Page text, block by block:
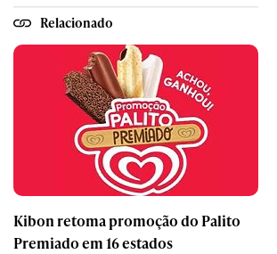
Relacionado
Kibon retoma promoção do Palito
Premiado em 16 estados